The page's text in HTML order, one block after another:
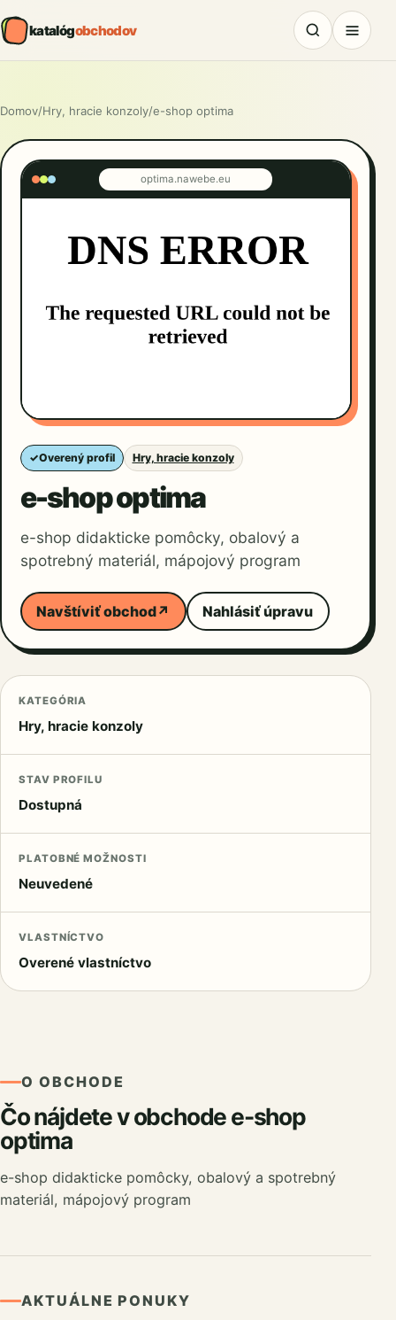
katalógobchodov
Domov/Hry, hracie konzoly/e-shop optima
optima.nawebe.eu
✓Overený profil Hry, hracie konzoly
e-shop optima
e-shop didakticke pomôcky, obalový a
spotrebný materiál, mápojový program
Navštíviť obchod↗ Nahlásiť úpravu
KATEGÓRIA
Hry, hracie konzoly
STAV PROFILU
Dostupná
PLATOBNÉ MOŽNOSTI
Neuvedené
VLASTNÍCTVO
Overené vlastníctvo
O OBCHODE
Čo nájdete v obchode e-shop
optima
e-shop didakticke pomôcky, obalový a spotrebný
materiál, mápojový program
AKTUÁLNE PONUKY